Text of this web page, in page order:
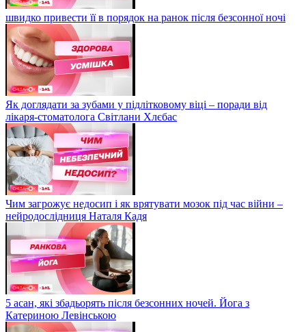
швидко привести її в порядок на ранок після безсонної ночі
Як доглядати за зубами у підлітковому віці – поради від
лікаря-стоматолога Світлани Хлєбас
Чим загрожує недосип і як врятувати мозок під час війни –
нейродослідниця Наталя Кадя
5 асан, які збадьорять після безсонних ночей. Йога з
Катериною Левінською